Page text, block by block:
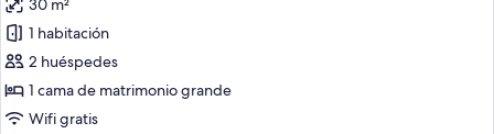
ciudad
de
Habitación
Club,
1
cama
30 m²
1 habitación
2 huéspedes
1 cama de matrimonio grande
Wifi gratis